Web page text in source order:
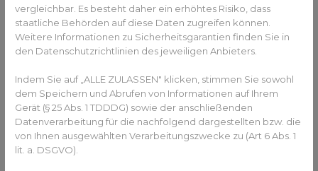
Erhebungen, zeigt sich, dass die Häufigkeit von Zahn- und
Kieferfehlstellungen sehr konstant ist. Zu Vergleichswerten
von 2003 hat sich quasi nichts verändert – auch nicht bei
der Eingruppierung in die Kieferorthopädischen
Indikationsgruppen (KIG), die Schweregrad und
Dringlichkeit der Behandlung angeben.
3. Es gibt keine Über- oder
Unterversorgung mit
Zahnspangen
vergleichbar. Es besteht daher ein erhöhtes Risiko, dass
staatliche Behörden auf diese Daten zugreifen können.
Weitere Informationen zu Sicherheitsgarantien finden Sie in
den Datenschutzrichtlinien des jeweiligen Anbieters.
Indem Sie auf „ALLE ZULASSEN" klicken, stimmen Sie sowohl
dem Speichern und Abrufen von Informationen auf Ihrem
Gerät (§ 25 Abs. 1 TDDDG) sowie der anschließenden
Datenverarbeitung für die nachfolgend dargestellten bzw. die
von Ihnen ausgewählten Verarbeitungszwecke zu (Art 6 Abs. 1
lit. a. DSGVO).